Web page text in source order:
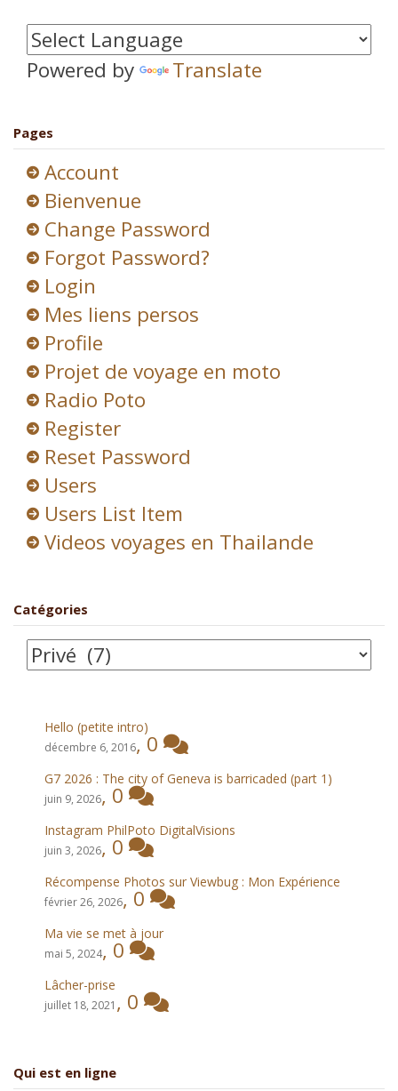
Powered by Translate
Pages
Account
Bienvenue
Change Password
Forgot Password?
Login
Mes liens persos
Profile
Projet de voyage en moto
Radio Poto
Register
Reset Password
Users
Users List Item
Videos voyages en Thailande
Catégories
Catégories
Hello (petite intro)
décembre 6, 2016,0
G7 2026 : The city of Geneva is barricaded (part 1)
juin 9, 2026, 0
Instagram PhilPoto DigitalVisions
juin 3, 2026, 0
Récompense Photos sur Viewbug : Mon Expérience
février 26, 2026, 0
Ma vie se met à jour
mai 5, 2024, 0
Lâcher-prise
juillet 18, 2021 , 0
Qui est en ligne